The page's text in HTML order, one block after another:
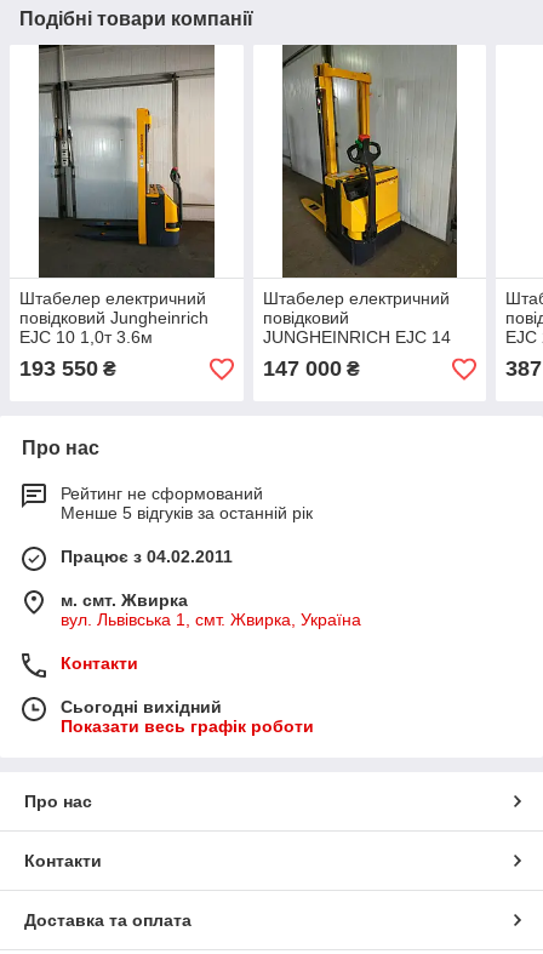
Подібні товари компанії
Штабелер електричний
повідковий Jungheinrich
EJC 10 1,0т 3.6м
193 550 ₴
Штабелер електричний
повідковий
JUNGHEINRICH EJC 14
1,4т 3.09м
147 000₴
EJC
Про нас
Рейтинг не сформований
Менше 5 відгуків за останній рік
Працює з 04.02.2011
м. смт. Жвирка
вул. Львівська 1, смт. Жвирка, Україна
Контакти
Сьогодні вихідний
Показати весь графік роботи
Про нас
Контакти
Доставка та оплата